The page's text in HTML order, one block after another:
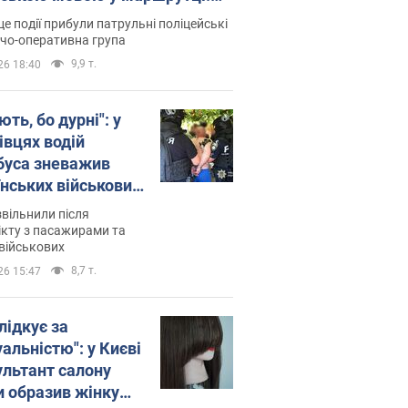
склала адмінпротокол.
події прибули патрульні поліцейські
оперативна група
18:40 9,9 т.
бо дурні": у
водій
зневажив
військових
Відео
після
з пасажирами та
15:47 8,7 т.
за
у Києві
салону
образив жінку